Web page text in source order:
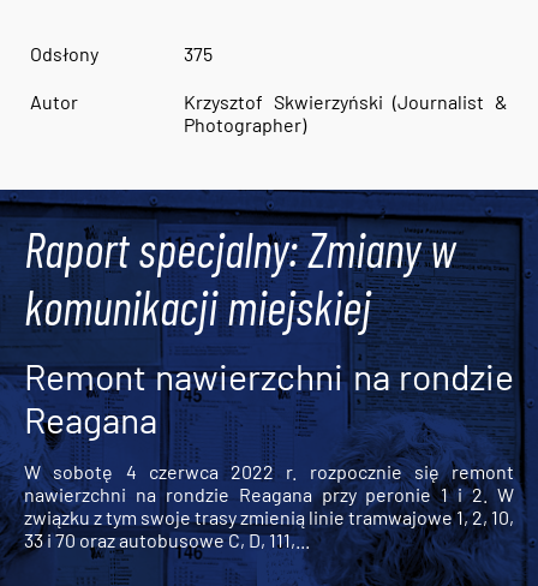
Odsłony 375
Autor
Krzysztof Skwierzyński (Journalist &
Photographer)
Raport specjalny: Zmiany w
komunikacji miejskiej
Remont nawierzchni na rondzie
Reagana
W sobotę 4 czerwca 2022 r. rozpocznie się remont
nawierzchni na rondzie Reagana przy peronie 1 i 2. W
związku z tym swoje trasy zmienią linie tramwajowe 1, 2, 10,
33 i 70 oraz autobusowe C, D, 111,...